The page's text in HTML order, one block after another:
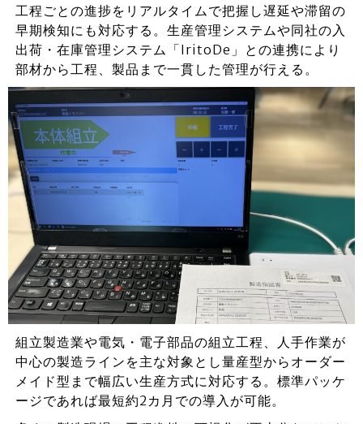
工程ごとの進捗をリアルタイムで把握し遅延や滞留の
早期検知にも対応する。生産管理システムや同社の入
出荷・在庫管理システム「IritoDe」との連携により
部材から工程、製品まで一貫した管理が行える。
組立製造業や電気・電子部品の組立工程、人手作業が
中心の製造ラインを主な対象とし量産型からオーダー
メイド型まで幅広い生産方式に対応する。標準パッケ
ージであれば最短約2カ月での導入が可能。